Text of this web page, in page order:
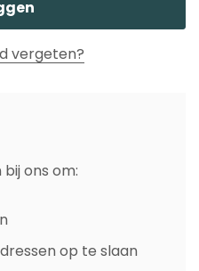
vergeten?
ons om:
op te slaan